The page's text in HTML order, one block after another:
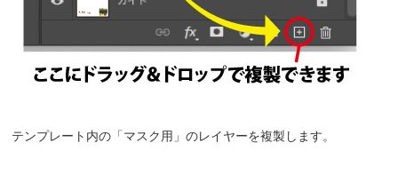
テンプレート内の「マスク用」のレイヤーを複製します。